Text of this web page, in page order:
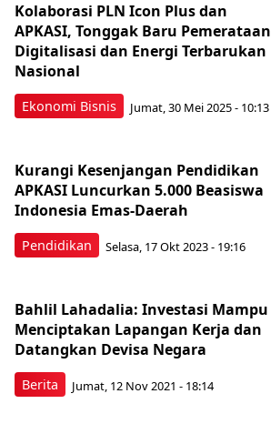
Ekonomi Bisnis
Kolaborasi PLN Icon Plus dan
APKASI, Tonggak Baru Pemerataan
Digitalisasi dan Energi Terbarukan
Nasional
Jumat, 30 Mei 2025 - 10:13
Pendidikan
Kurangi Kesenjangan Pendidikan
APKASI Luncurkan 5.000 Beasiswa
Indonesia Emas-Daerah
Selasa, 17 Okt 2023 - 19:16
Berita
Bahlil Lahadalia: Investasi Mampu
Menciptakan Lapangan Kerja dan
Datangkan Devisa Negara
Jumat, 12 Nov 2021 - 18:14